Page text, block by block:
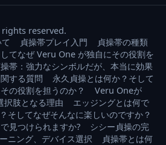
reserved.
貞操帯プレイ入門
貞操帯の種類
てなぜ Veru One が独自にその役割を
帯：強力なシンボルだが、本当に効果
する質問
永久貞操とは何か？そして
の役割を担うのか？
Veru Oneが
肢となる理由
エッジングとは何で
そしてなぜそんなに楽しいのですか？
見つけられますか?
シシー貞操の完
ニング、デバイス選択
貞操帯とは何